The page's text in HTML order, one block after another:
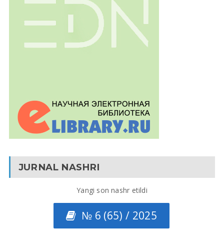
JURNAL NASHRI
Yangi son nashr etildi
№ 6 (65) / 2025